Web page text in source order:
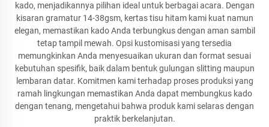
kado, menjadikannya pilihan ideal untuk berbagai acara. Dengan
kisaran gramatur 14-38gsm, kertas tisu hitam kami kuat namun
elegan, memastikan kado Anda terbungkus dengan aman sambil
tetap tampil mewah. Opsi kustomisasi yang tersedia
memungkinkan Anda menyesuaikan ukuran dan format sesuai
kebutuhan spesifik, baik dalam bentuk gulungan slitting maupun
lembaran datar. Komitmen kami terhadap proses produksi yang
ramah lingkungan memastikan Anda dapat membungkus kado
dengan tenang, mengetahui bahwa produk kami selaras dengan
praktik berkelanjutan.